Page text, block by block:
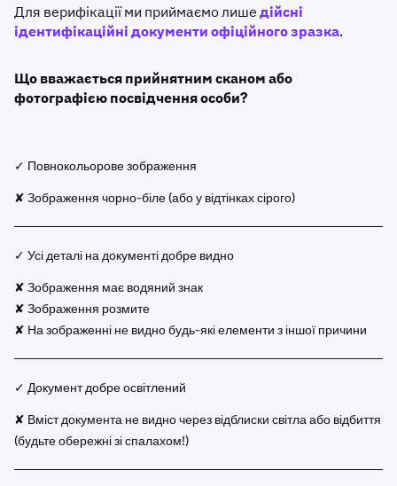
Для верифікації ми приймаємо лишедійсні
ідентифікаційні документи офіційного зразка.
Що вважається прийнятним сканом або
фотографією посвідчення особи?
✓ Повнокольорове зображення
✘ Зображення чорно-біле (або у відтінках сірого)
✓ Усі деталі на документі добре видно
✘ Зображення має водяний знак
✘ Зображення розмите
✘ На зображенні не видно будь-які елементи з іншої причини
✓ Документ добре освітлений
✘ Вміст документа не видно через відблиски світла або відбиття
(будьте обережні зі спалахом!)